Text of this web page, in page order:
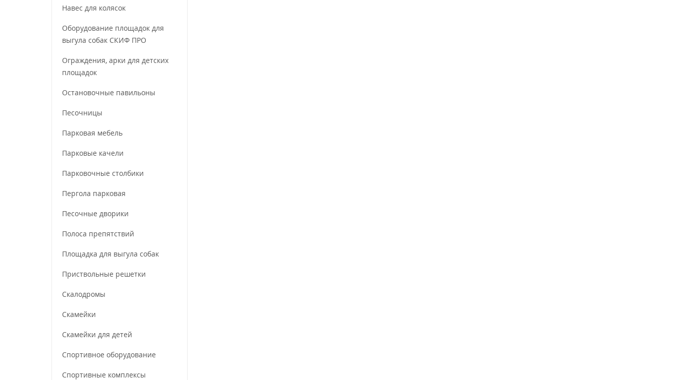
Навес для колясок
Оборудование площадок для
выгула собак СКИФ ПРО
Ограждения, арки для детских
площадок
Остановочные павильоны
Песочницы
Парковая мебель
Парковые качели
Парковочные столбики
Пергола парковая
Песочные дворики
Полоса препятствий
Площадка для выгула собак
Приствольные решетки
Скалодромы
Скамейки
Скамейки для детей
Спортивное оборудование
Спортивные комплексы